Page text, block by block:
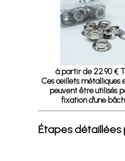
à partir de 22.90 €
Ces œillets métalliques
peuvent être utilisés
fixation d'une
Étapes détaillées